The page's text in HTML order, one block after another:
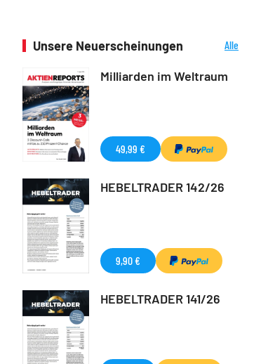
Unsere Neuerscheinungen
Alle
Milliarden im Weltraum
49,99 €
HEBELTRADER 142/26
9,90 €
HEBELTRADER 141/26